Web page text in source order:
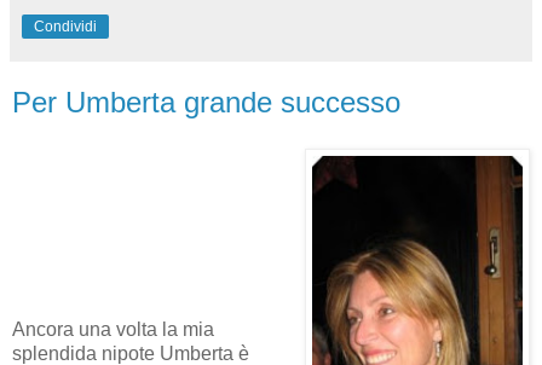
Condividi
Per Umberta grande successo
Ancora una volta la mia
splendida nipote Umberta è